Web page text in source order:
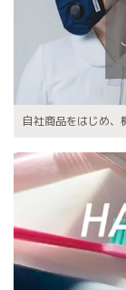
自社商品をはじめ、